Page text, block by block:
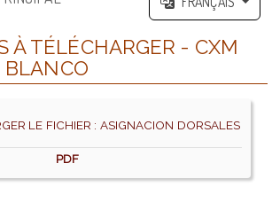
À TÉLÉCHARGER - CXM
BLANCO
LE FICHIER : ASIGNACION DORSALES
PDF